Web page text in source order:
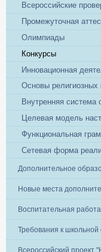
Всероссийские
Промежуточная
Олимпиады
Конкурсы
Инновационная
Основы религиозных
Внутренняя система
Целевая модель
Функциональная
Сетевая форма
Дополнительное
Новые места
Воспитательная работа
Требования к школьной